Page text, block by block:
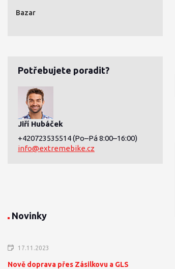
Bazar
Potřebujete poradit?
Jiří Hubáček
+420723535514(Po–Pá 8:00–16:00)
info@extremebike.cz
Novinky
17.11.2023
Nově doprava přes Zásilkovu a GLS